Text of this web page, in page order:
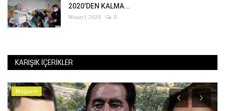
2020’DEN KALMA...
Nisan 1, 2026 0
KARIŞIK İÇERIKLER
Magazin